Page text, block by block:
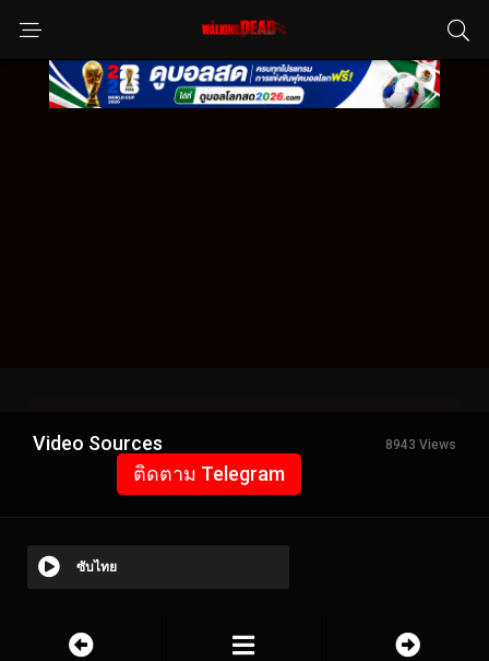
Video Sources 8943 Views
ติดตาม Telegram
ซับไทย